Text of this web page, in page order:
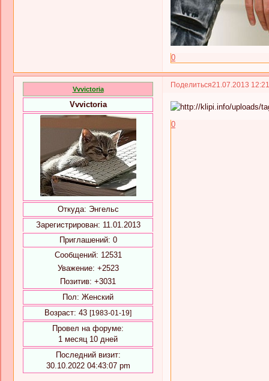
0
Поделиться21.07.2013
Vvvictoria
Vvvictoria
Откуда: Энгельс
Зарегистрирован: 11.01.2013
Приглашений: 0
Сообщений: 12531
Уважение: +2523
Позитив: +3031
Пол: Женский
Возраст: 43 [1983-01-19]
Провел на форуме:
1 месяц 10 дней
Последний визит:
30.10.2022 04:43:07 pm
0